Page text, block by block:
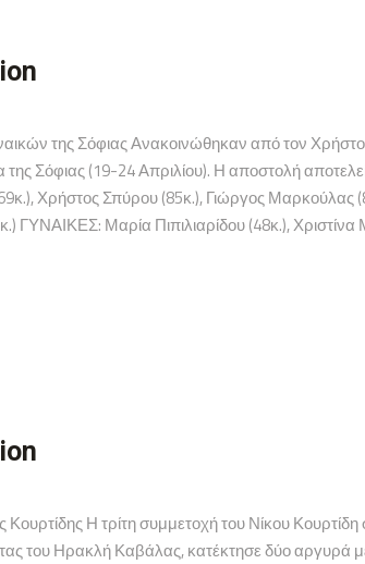
της Σόφιας Ανακοινώθηκαν από τον
Σόφιας (19-24 Απριλίου). Η αποστολή
Χρήστος Σπύρου (85κ.), Γιώργος Μαρκούλας
Μαρία Πιπιλιαρίδου (48κ.),
Η τρίτη συμμετοχή του Νίκου
του Ηρακλή Καβάλας, κατέκτησε δύο αργυρά